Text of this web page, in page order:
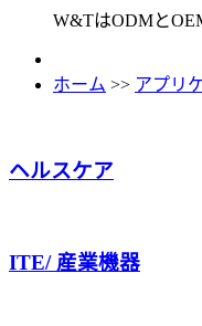
W&TはODMと
ホーム >> アプリ
ヘルスケア
ITE/ 産業機器